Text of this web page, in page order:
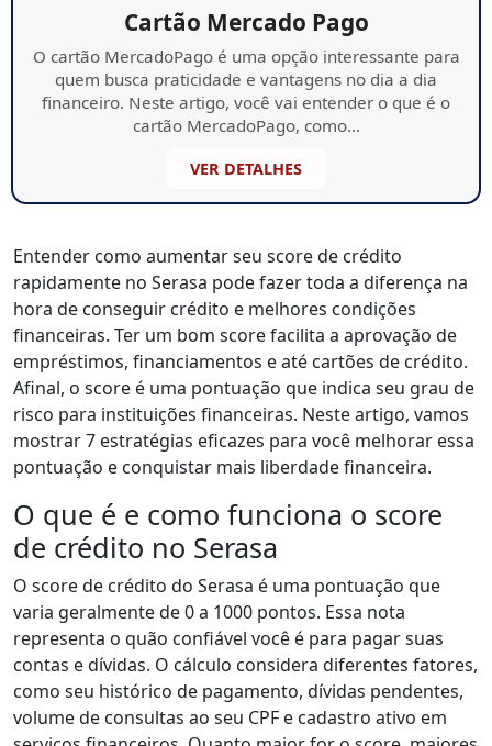
Cartão Mercado Pago
O cartão MercadoPago é uma opção interessante para
quem busca praticidade e vantagens no dia a dia
financeiro. Neste artigo, você vai entender o que é o
cartão MercadoPago, como…
VER DETALHES
Entender como aumentar seu score de crédito
rapidamente no Serasa pode fazer toda a diferença na
hora de conseguir crédito e melhores condições
financeiras. Ter um bom score facilita a aprovação de
empréstimos, financiamentos e até cartões de crédito.
Afinal, o score é uma pontuação que indica seu grau de
risco para instituições financeiras. Neste artigo, vamos
mostrar 7 estratégias eficazes para você melhorar essa
pontuação e conquistar mais liberdade financeira.
O que é e como funciona o score
de crédito no Serasa
O score de crédito do Serasa é uma pontuação que
varia geralmente de 0 a 1000 pontos. Essa nota
representa o quão confiável você é para pagar suas
contas e dívidas. O cálculo considera diferentes fatores,
como seu histórico de pagamento, dívidas pendentes,
volume de consultas ao seu CPF e cadastro ativo em